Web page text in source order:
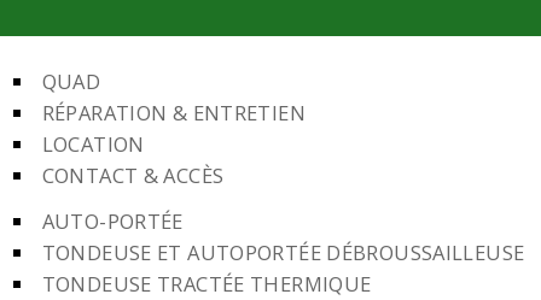
QUAD
RÉPARATION & ENTRETIEN
LOCATION
CONTACT & ACCÈS
AUTO-PORTÉE
TONDEUSE ET AUTOPORTÉE DÉBROUSSAILLEUSE
TONDEUSE TRACTÉE THERMIQUE